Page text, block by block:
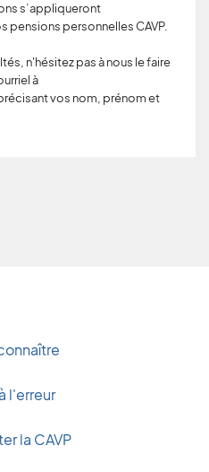
s’appliqueront
personnelles CAVP.
n'hésitez pas à nous le faire
à
vos nom, prénom et
l'erreur
la CAVP